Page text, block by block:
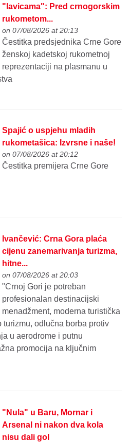
"lavicama": Pred crnogorskim
rukometom...
on 07/08/2026 at 20:13
Čestitka predsjednika Crne Gore
ženskoj kadetskoj rukometnoj
reprezentaciji na plasmanu u
Spajić o uspjehu mladih
rukometašica: Izvrsne i naše!
on 07/08/2026 at 20:12
Čestitka premijera Crne Gore
Ivančević: Crna Gora plaća
cijenu zanemarivanja turizma,
hitne...
on 07/08/2026 at 20:03
"Crnoj Gori je potreban
profesionalan destinacijski
menadžment, moderna turistička
turizmu, odlučna borba protiv
u aerodrome i putnu
promocija na ključnim
"Nula" u Baru, Mornar i
Arsenal ni nakon dva kola
nisu dali gol